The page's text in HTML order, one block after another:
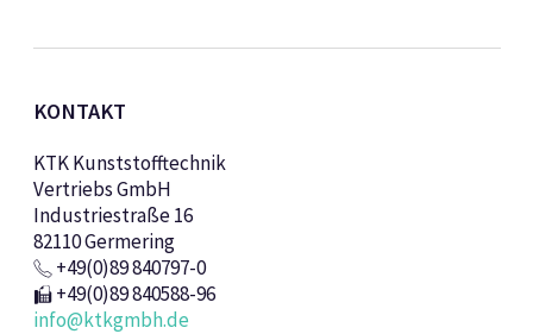
KONTAKT
KTK Kunststofftechnik
Vertriebs GmbH
Industriestraße 16
82110 Germering
+49(0)89 840797-0
+49(0)89 840588-96
info@ktkgmbh.de